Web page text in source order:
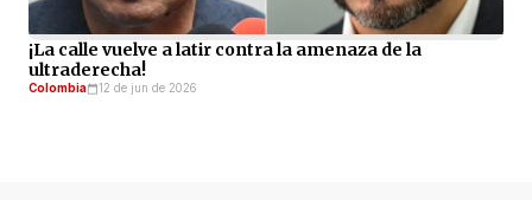
¡La calle vuelve a latir contra la amenaza de la
ultraderecha!
Colombia 12 de jun de 2026